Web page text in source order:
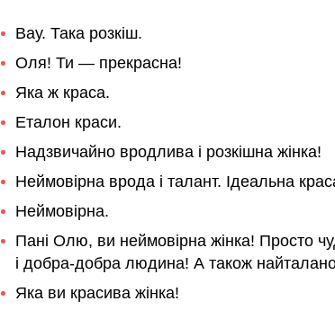
Вау. Така розкіш.
Оля! Ти — прекрасна!
Яка ж краса.
Еталон краси.
Надзвичайно вродлива і розкішна жінка!
Неймовірна врода і талант. Ідеальна
Неймовірна.
Пані Олю, ви неймовірна жінка! Просто
і добра-добра людина! А також
Яка ви красива жінка!